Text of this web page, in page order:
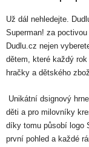
Už dál nehledejte.
Superman! za
Dudlu.cz nejen
dětem, které každý
hračky a dětského
Unikátní dsignový
děti a pro milovníky
díky tomu působí logo
první pohled a každé